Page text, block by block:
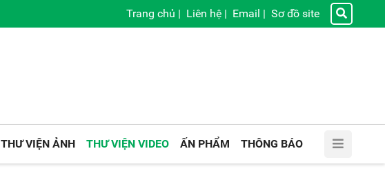
Trang chủ | Liên hệ | Email | Sơ đồ site
THƯ VIỆN ẢNH THƯ VIỆN VIDEO ẤN PHẨM THÔNG BÁO